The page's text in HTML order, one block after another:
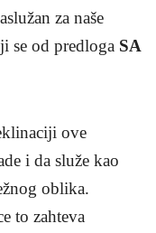
za naše
se od predloga SA
ove
i da služe kao
oblika.
to zahteva